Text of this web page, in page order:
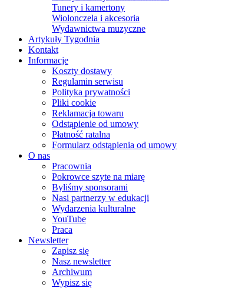
Tunery i kamertony
Wiolonczela i akcesoria
Wydawnictwa muzyczne
Artykuły Tygodnia
Kontakt
Informacje
Koszty dostawy
Regulamin serwisu
Polityka prywatności
Pliki cookie
Reklamacja towaru
Odstąpienie od umowy
Płatność ratalna
Formularz odstąpienia od umowy
O nas
Pracownia
Pokrowce szyte na miarę
Byliśmy sponsorami
Nasi partnerzy w edukacji
Wydarzenia kulturalne
YouTube
Praca
Newsletter
Zapisz się
Nasz newsletter
Archiwum
Wypisz się